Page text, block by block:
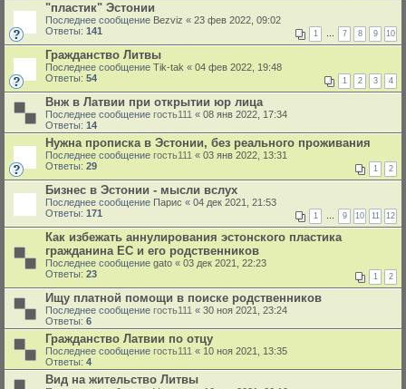
"пластик" Эстонии
Последнее сообщение Bezviz « 23 фев 2022, 09:02
Ответы: 141 1 … 7 8 9 10
Гражданство Литвы
Последнее сообщение Tik-tak « 04 фев 2022, 19:48
Ответы: 54 1 2 3 4
Внж в Латвии при открытии юр лица
Последнее сообщение гость111 « 08 янв 2022, 17:34
Ответы: 14
Нужна прописка в Эстонии, без реального проживания
Последнее сообщение гость111 « 03 янв 2022, 13:31
Ответы: 29 1 2
Бизнес в Эстонии - мысли вслух
Последнее сообщение Парис « 04 дек 2021, 21:53
Ответы: 171 1 … 9 10 11 12
Как избежать аннулирования эстонского пластика
гражданина ЕС и его родственников
Последнее сообщение gato « 03 дек 2021, 22:23
Ответы: 23 1 2
Ищу платной помощи в поиске родственников
Последнее сообщение гость111 « 30 ноя 2021, 23:24
Ответы: 6
Гражданство Латвии по отцу
Последнее сообщение гость111 « 10 ноя 2021, 13:35
Ответы: 4
Вид на жительство Литвы